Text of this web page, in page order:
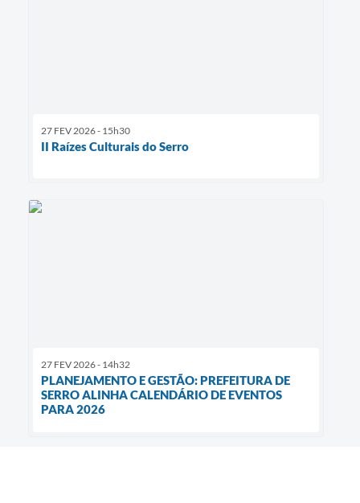
27 FEV 2026 - 15h30
II Raízes Culturais do Serro
27 FEV 2026 - 14h32
PLANEJAMENTO E GESTÃO: PREFEITURA DE
SERRO ALINHA CALENDÁRIO DE EVENTOS
PARA 2026